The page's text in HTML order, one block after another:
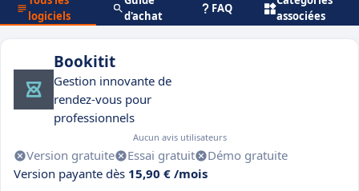
logiciels
d'achat
FAQ
associées
Bookitit
Gestion innovante de
rendez-vous pour
professionnels
Aucun avis utilisateurs
Version gratuite Essai gratuit
Démo gratuite
Version payante dès 15,90 € /mois